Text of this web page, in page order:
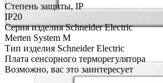
Степень защиты, IP
IP20
Серия изделия Schneider Electric
Merten System M
Тип изделия Schneider Electric
Плата сенсорного терморегулятора
Возможно, вас это заинтересует